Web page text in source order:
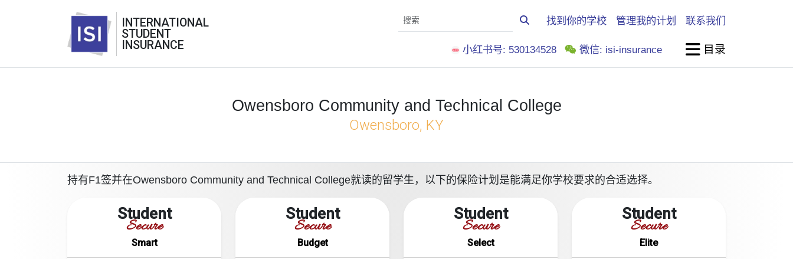
INTERNATIONAL
STUDENT
INSURANCE
找到你的学校 管理我的计划 联系我们
小红书号: 530134528 微信: isi-insurance 目录
Owensboro Community and Technical College
Owensboro, KY
持有F1签并在Owensboro Community and Technical College就读的留学生，以下的保险计划是能满足你学校要求的合适选择。
Student
Secure
Smart
Student
Secure
Budget
Student
Secure
Select
Student
Secure
Elite